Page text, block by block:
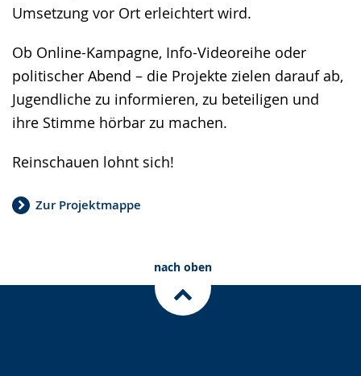
Umsetzung vor Ort erleichtert wird.
Ob Online-Kampagne, Info-Videoreihe oder
politischer Abend – die Projekte zielen darauf ab,
Jugendliche zu informieren, zu beteiligen und
ihre Stimme hörbar zu machen.
Reinschauen lohnt sich!
Zur Projektmappe
nach oben